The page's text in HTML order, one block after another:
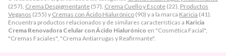
(257), Crema Despigmentante (57), Crema Cuello y Escote (22), Productos
Veganos (255) y Cremas con Ácido Hialurónico (90) y a la marca Karicia (41).
Encuentra productos relacionados y de similares características a Karicia
Crema Renovadora Celular con Ácido Hialurónico en "Cosmética Facial",
"Cremas Faciales", "Crema Antiarrugas y Reafirmante".